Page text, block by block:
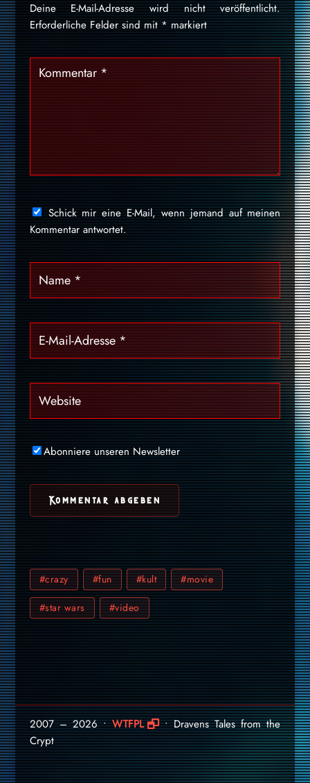
Deine E-Mail-Adresse wird nicht veröffentlicht.
Erforderliche Felder sind mit*markiert
Schick mir eine E-Mail, wenn jemand auf meinen
Kommentar antwortet.
Abonniere unseren Newsletter
#crazy #fun #kult #movie
#star wars #video
2007 – 2026 •WTFPL
• Dravens Tales from the
Crypt